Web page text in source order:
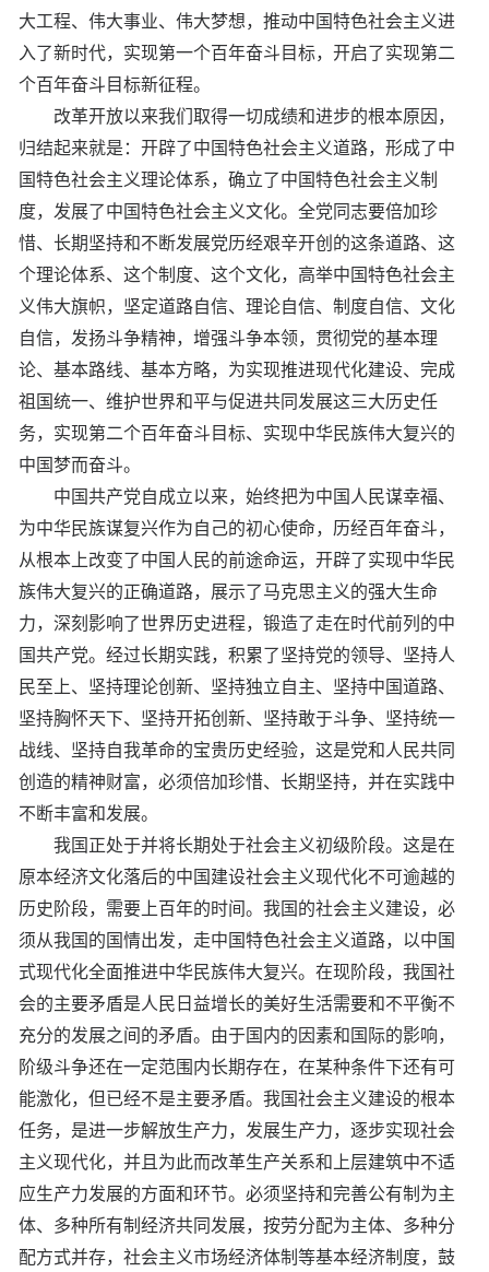
大工程、伟大事业、伟大梦想，推动中国特色社会主义进
入了新时代，实现第一个百年奋斗目标，开启了实现第二
个百年奋斗目标新征程。
改革开放以来我们取得一切成绩和进步的根本原因，
归结起来就是：开辟了中国特色社会主义道路，形成了中
国特色社会主义理论体系，确立了中国特色社会主义制
度，发展了中国特色社会主义文化。全党同志要倍加珍
惜、长期坚持和不断发展党历经艰辛开创的这条道路、这
个理论体系、这个制度、这个文化，高举中国特色社会主
义伟大旗帜，坚定道路自信、理论自信、制度自信、文化
自信，发扬斗争精神，增强斗争本领，贯彻党的基本理
论、基本路线、基本方略，为实现推进现代化建设、完成
祖国统一、维护世界和平与促进共同发展这三大历史任
务，实现第二个百年奋斗目标、实现中华民族伟大复兴的
中国梦而奋斗。
中国共产党自成立以来，始终把为中国人民谋幸福、
为中华民族谋复兴作为自己的初心使命，历经百年奋斗，
从根本上改变了中国人民的前途命运，开辟了实现中华民
族伟大复兴的正确道路，展示了马克思主义的强大生命
力，深刻影响了世界历史进程，锻造了走在时代前列的中
国共产党。经过长期实践，积累了坚持党的领导、坚持人
民至上、坚持理论创新、坚持独立自主、坚持中国道路、
坚持胸怀天下、坚持开拓创新、坚持敢于斗争、坚持统一
战线、坚持自我革命的宝贵历史经验，这是党和人民共同
创造的精神财富，必须倍加珍惜、长期坚持，并在实践中
不断丰富和发展。
我国正处于并将长期处于社会主义初级阶段。这是在
原本经济文化落后的中国建设社会主义现代化不可逾越的
历史阶段，需要上百年的时间。我国的社会主义建设，必
须从我国的国情出发，走中国特色社会主义道路，以中国
式现代化全面推进中华民族伟大复兴。在现阶段，我国社
会的主要矛盾是人民日益增长的美好生活需要和不平衡不
充分的发展之间的矛盾。由于国内的因素和国际的影响，
阶级斗争还在一定范围内长期存在，在某种条件下还有可
能激化，但已经不是主要矛盾。我国社会主义建设的根本
任务，是进一步解放生产力，发展生产力，逐步实现社会
主义现代化，并且为此而改革生产关系和上层建筑中不适
应生产力发展的方面和环节。必须坚持和完善公有制为主
体、多种所有制经济共同发展，按劳分配为主体、多种分
配方式并存，社会主义市场经济体制等基本经济制度，鼓